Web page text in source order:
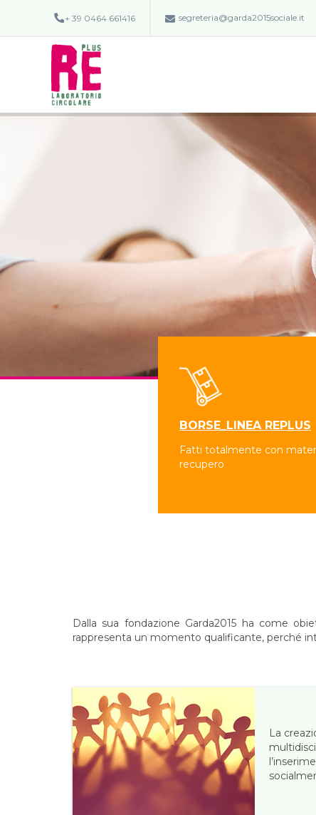
+ 39 0464 661416 segreteria@garda2015sociale.it
BORSE_LINEA REPLUS
Fatti totalmente con
recupero
Dalla sua fondazione Garda2015 ha come
rappresenta un momento qualificante, perché
La